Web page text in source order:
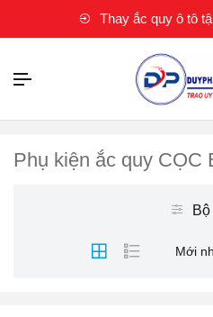
Thay ắc quy ô tô
Phụ kiện ắc quy CỌC
Mới